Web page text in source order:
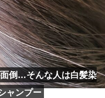
倒…そんな人は白髪染
ャンプー